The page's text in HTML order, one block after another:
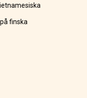
finska